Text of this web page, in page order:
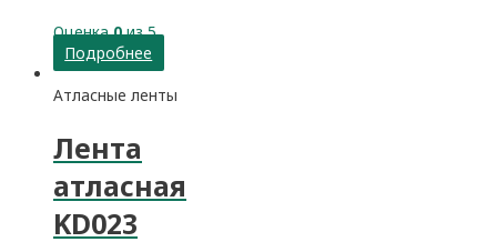
Оценка0из 5
Подробнее
Атласные ленты
Лента
атласная
KD023